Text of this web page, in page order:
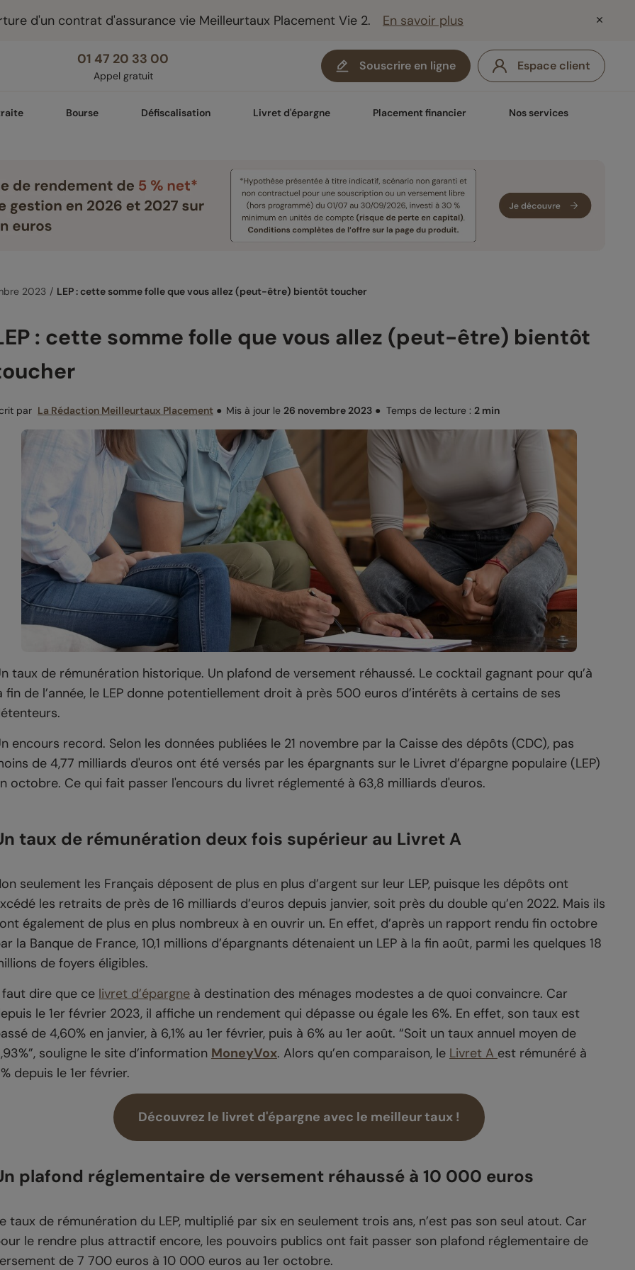
d'un contrat d'assurance vie Meilleurtaux Placement Vie 2. En savoir plus
01 47 20 33 00
Appel gratuit
Souscrire en ligne Espace client
Bourse Défiscalisation Livret d'épargne Placement financier Nos services
2023 LEP : cette somme folle que vous allez (peut-être) bientôt toucher
: cette somme folle que vous allez (peut-être) bientôt
par La Rédaction Meilleurtaux Placement ● Mis à jour le 26 novembre 2023 ● Temps de lecture : 2 min
taux de rémunération historique. Un plafond de versement réhaussé. Le cocktail gagnant pour qu’à
fin de l’année, le LEP donne potentiellement droit à près 500 euros d’intérêts à certains de ses
encours record. Selon les données publiées le 21 novembre par la Caisse des dépôts (CDC), pas
de 4,77 milliards d'euros ont été versés par les épargnants sur le Livret d’épargne populaire (LEP)
octobre. Ce qui fait passer l'encours du livret réglementé à 63,8 milliards d'euros.
taux de rémunération deux fois supérieur au Livret A
seulement les Français déposent de plus en plus d’argent sur leur LEP, puisque les dépôts ont
les retraits de près de 16 milliards d’euros depuis janvier, soit près du double qu’en 2022. Mais ils
également de plus en plus nombreux à en ouvrir un. En effet, d’après un rapport rendu fin octobre
la Banque de France, 10,1 millions d’épargnants détenaient un LEP à la fin août, parmi les quelques 18
de foyers éligibles.
faut dire que ce livret d’épargne à destination des ménages modestes a de quoi convaincre. Car
le 1er février 2023, il affiche un rendement qui dépasse ou égale les 6%. En effet, son taux est
de 4,60% en janvier, à 6,1% au 1er février, puis à 6% au 1er août. “Soit un taux annuel moyen de
souligne le site d’information MoneyVox. Alors qu’en comparaison, le Livret A est rémunéré à
depuis le 1er février.
Découvrez le livret d'épargne avec le meilleur taux !
plafond réglementaire de versement réhaussé à 10 000 euros
taux de rémunération du LEP, multiplié par six en seulement trois ans, n’est pas son seul atout. Car
le rendre plus attractif encore, les pouvoirs publics ont fait passer son plafond réglementaire de
de 7 700 euros à 10 000 euros au 1er octobre.